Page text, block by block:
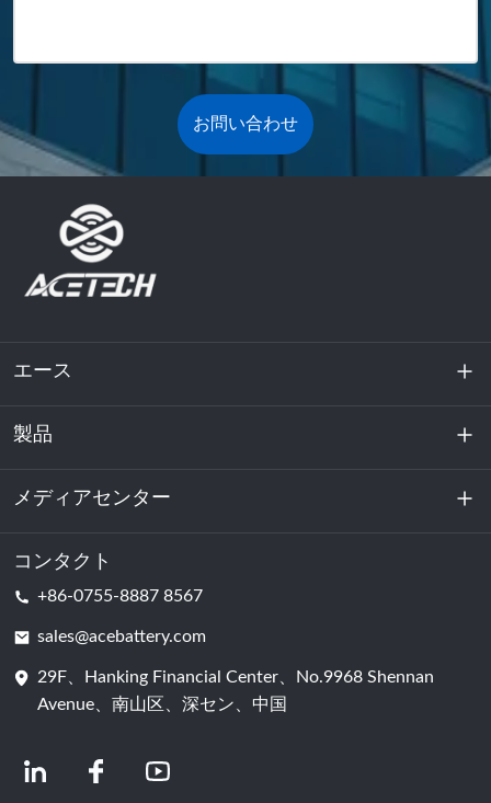
お問い合わせ
エース
私たちに関しては
持続可能性
製品
エネルギー貯蔵
データセンターおよびサーバー室
バッテリーセル
メディアセンター
ニュース
コンタクト
+86-0755-8887 8567
sales@acebattery.com
29F、Hanking Financial Center、No.9968 Shennan
Avenue、南山区、深セン、中国